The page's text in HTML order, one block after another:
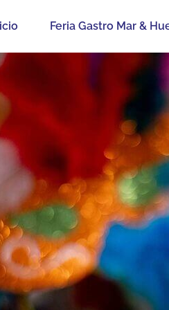
Feria Gastro Mar &